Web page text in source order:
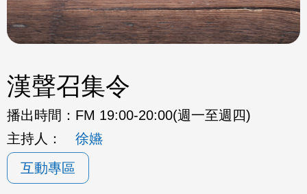
漢聲召集令
播出時間： FM 19:00-20:00(週一至週四)
主持人：
徐嬿
互動專區